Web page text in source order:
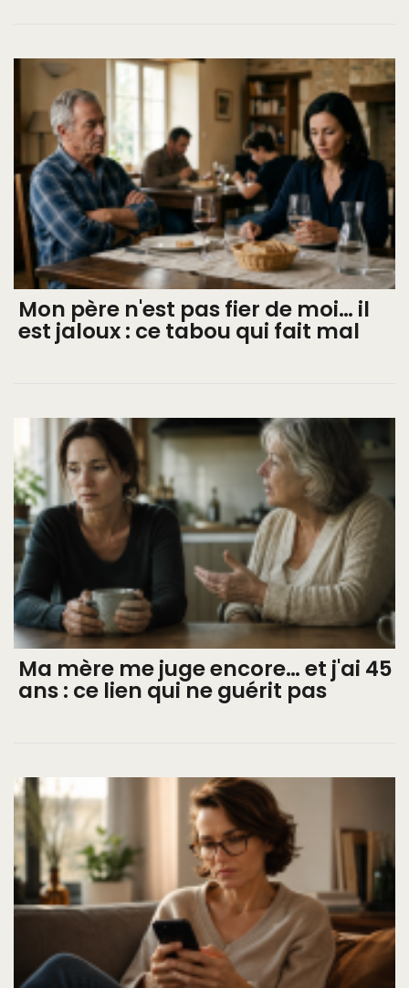
Mon père n'est pas fier de moi… il
est jaloux : ce tabou qui fait mal
Ma mère me juge encore… et j'ai 45
ans : ce lien qui ne guérit pas